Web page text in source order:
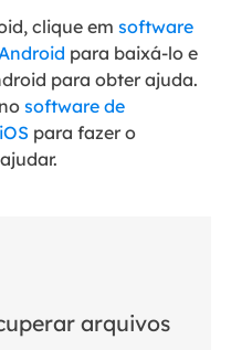
clique em software
para baixá-lo e
para obter ajuda.
software de
para fazer o
arquivos